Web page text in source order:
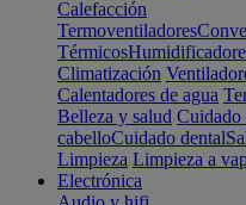
Calefacción
Termoventiladores
Térmicos
Climatización
Calentadores de agua
Belleza y salud Cuidado
cabelloCuidado dental
Limpieza Limpieza a
Electrónica